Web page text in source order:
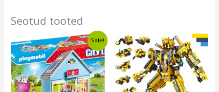
Seotud tooted
Sale!
Algne
hind
oli:
€26,99.
Current
price
is:
€24,49.